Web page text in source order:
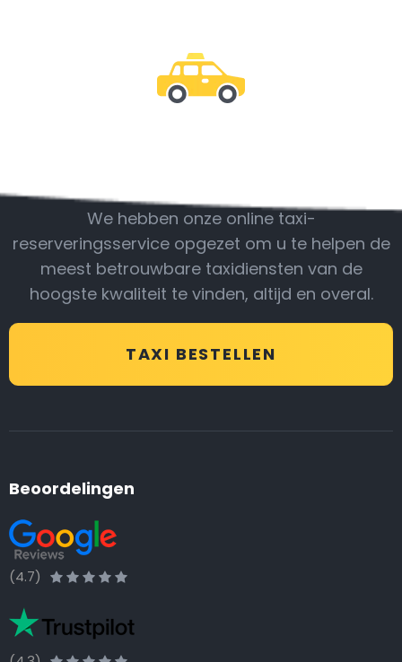
We hebben onze online taxi-
reserveringsservice opgezet om u te helpen de
meest betrouwbare taxidiensten van de
hoogste kwaliteit te vinden, altijd en overal.
TAXI BESTELLEN
Beoordelingen
(4.7)